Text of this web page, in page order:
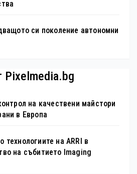
си поколение автономни
Pixelmedia.bg
на качествени майстори
в Европа
технологиите на ARRI в
на събитието Imaging